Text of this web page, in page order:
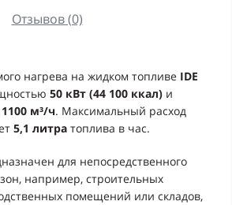
Отзывов (0)
нагрева на жидком топливе IDE
50 кВт (44 100 ккал) и
1100 м³/ч. Максимальный расход
5,1 литра топлива в час.
для непосредственного
например, строительных
помещений или складов,